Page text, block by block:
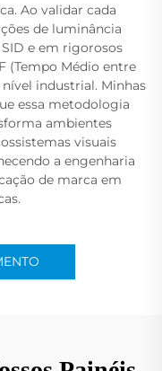
Ao validar cada
de luminância
e em rigorosos
(Tempo Médio entre
industrial. Minhas
essa metodologia
ambientes
visuais
a engenharia
de marca em